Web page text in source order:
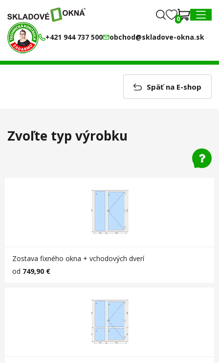
0
+421 944 737 500 obchod@skladove-okna.sk
0
Späť na E-shop
Zvoľte typ výrobku
Zostava fixného okna + vchodových dverí
od 749,90 €